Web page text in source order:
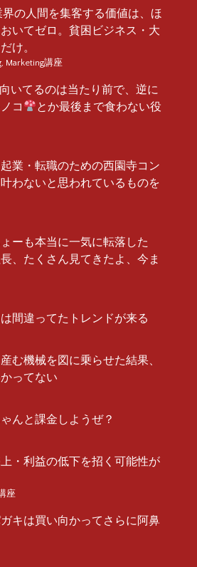
の人間を集客する価値は、ほ
いてゼロ。貧困ビジネス・大
け。
Marketing講座
いてるのは当たり前で、逆に
コ
とか最後まで食わない役
業・転職のための西園寺コン
わないと思われているものを
ーも本当に一気に転落した
、たくさん見てきたよ、今ま
間違ってたトレンドが来る
む機械を図に乗らせた結果、
ってない
んと課金しようぜ？
・利益の低下を招く可能性が
座
キは買い向かってさらに阿鼻